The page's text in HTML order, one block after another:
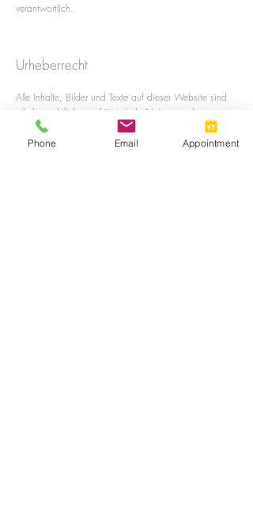
verantwortlich.
Urheberrecht
Alle Inhalte, Bilder und Texte auf dieser Website sind
urheberrechtlich geschützt. Jede Nutzung oder
Vervielfältigung bedarf der schriftlichen Zustimmung.
Phone Email Appointment